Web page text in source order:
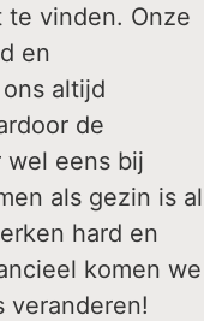
vinden. Onze
en
altijd
de
wel eens bij
als gezin is al
hard en
komen we
veranderen!